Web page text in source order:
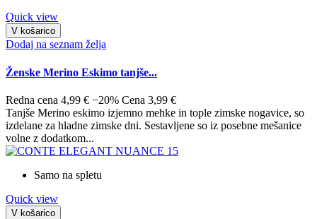
Quick view
V košarico
Dodaj na seznam želja
Ženske Merino Eskimo tanjše...
Redna cena 4,99 € −20% Cena 3,99 €
Tanjše Merino eskimo izjemno mehke in tople zimske nogavice, so
izdelane za hladne zimske dni. Sestavljene so iz posebne mešanice
volne z dodatkom...
Samo na spletu
Quick view
V košarico